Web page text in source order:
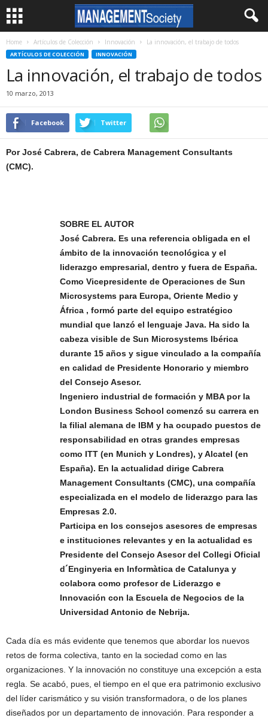
Home Artículos de Colección Innovación La innovación, el trabajo de todos
ARTÍCULOS DE COLECCIÓN INNOVACIÓN
La innovación, el trabajo de todos
10 marzo, 2013
Facebook Twitter
Por José Cabrera, de Cabrera Management Consultants
(CMC).
SOBRE EL AUTOR
José Cabrera. Es una referencia obligada en el
ámbito de la innovación tecnológica y el
liderazgo empresarial, dentro y fuera de España.
Como Vicepresidente de Operaciones de Sun
Microsystems para Europa, Oriente Medio y
África , formó parte del equipo estratégico
mundial que lanzó el lenguaje Java. Ha sido la
cabeza visible de Sun Microsystems Ibérica
durante 15 años y sigue vinculado a la compañía
en calidad de Presidente Honorario y miembro
del Consejo Asesor.
Ingeniero industrial de formación y MBA por la
London Business School comenzó su carrera en
la filial alemana de IBM y ha ocupado puestos de
responsabilidad en otras grandes empresas
como ITT (en Munich y Londres), y Alcatel (en
España). En la actualidad dirige Cabrera
Management Consultants (CMC), una compañía
especializada en el modelo de liderazgo para las
Empresas 2.0.
Participa en los consejos asesores de empresas
e instituciones relevantes y en la actualidad es
Presidente del Consejo Asesor del Collegi Oficial
d´Enginyeria en Informàtica de Catalunya y
colabora como profesor de Liderazgo e
Innovación con la Escuela de Negocios de la
Universidad Antonio de Nebrija.
Cada día es más evidente que tenemos que abordar los nuevos
retos de forma colectiva, tanto en la sociedad como en las
organizaciones. Y la innovación no constituye una excepción a esta
regla. Se acabó, pues, el tiempo en el que era patrimonio exclusivo
del líder carismático y su visión transformadora, o de los planes
diseñados por un departamento de innovación. Para responder a